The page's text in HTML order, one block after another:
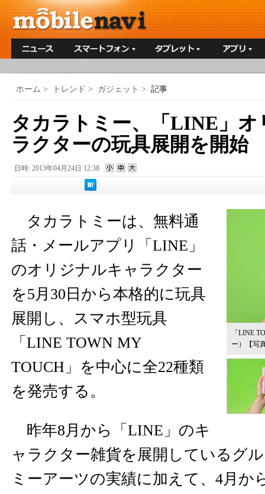
ホーム > トレンド > ガジェット > 記事
タカラトミー、「LINE」オ
ラクターの玩具展開を開始
日時: 2013年04月24日 12:38
「LINE
ー）
【写
タカラトミーは、無料通
話・メールアプリ「LINE」
のオリジナルキャラクター
を5月30日から本格的に玩具
展開し、スマホ型玩具
「LINE TOWN MY
TOUCH」を中心に全22種類
を発売する。
昨年8月から「LINE」のキ
ャラクター雑貨を展開しているグ
ミーアーツの実績に加えて、4月か